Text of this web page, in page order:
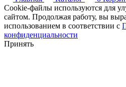
Cookie-файлы используются для
сайтом. Продолжая работу, вы
использованием в соответствии с
конфиденциальности
Принять